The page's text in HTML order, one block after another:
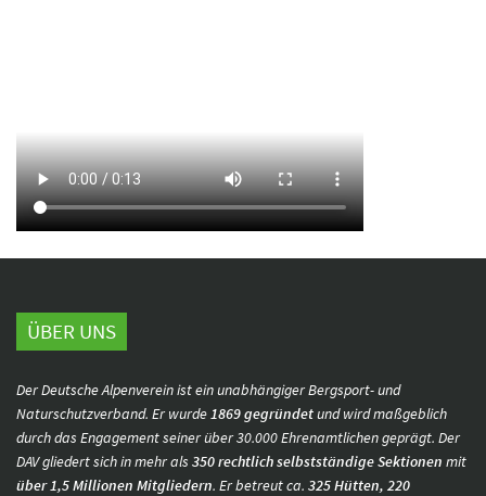
ÜBER UNS
Der Deutsche Alpenverein ist ein unabhängiger Bergsport- und
Naturschutzverband. Er wurde1869 gegründetund wird maßgeblich
durch das Engagement seiner über 30.000 Ehrenamtlichen geprägt. Der
DAV gliedert sich in mehr als 350 rechtlich selbstständige Sektionen mit
über 1,5 Millionen Mitgliedern. Er betreut ca. 325 Hütten, 220